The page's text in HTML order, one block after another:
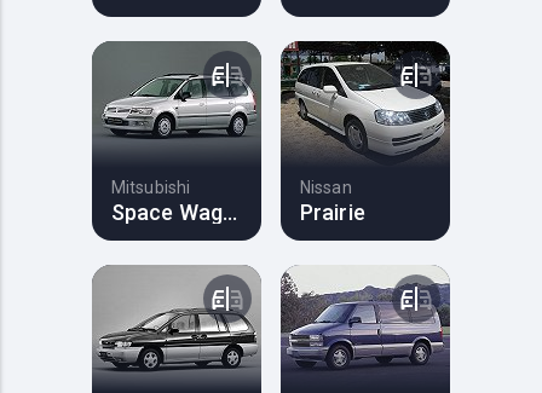
Mitsubishi
Space Wagon
Nissan
Prairie